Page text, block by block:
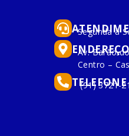
Segunda à
ENDEREÇO
Av. Barão
Centro –
TELEFONE
(91) 3721-